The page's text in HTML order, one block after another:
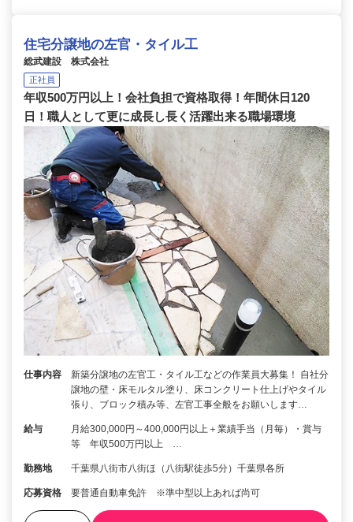
住宅分譲地の左官・タイル工
総武建設 株式会社
正社員
年収500万円以上！会社負担で資格取得！年間休日120
日！職人として更に成長し長く活躍出来る職場環境
仕事内容
新築分譲地の左官工・タイル工などの作業員大募集！ 自社分
譲地の壁・床モルタル塗り、床コンクリート仕上げやタイル
張り、ブロック積み等、左官工事全般をお願いします…
給与
月給300,000円～400,000円以上＋業績手当（月毎）・賞与
等 年収500万円以上 …
勤務地 千葉県八街市八街ほ（八街駅徒歩5分）千葉県各所
応募資格 要普通自動車免許 ※準中型以上あれば尚可